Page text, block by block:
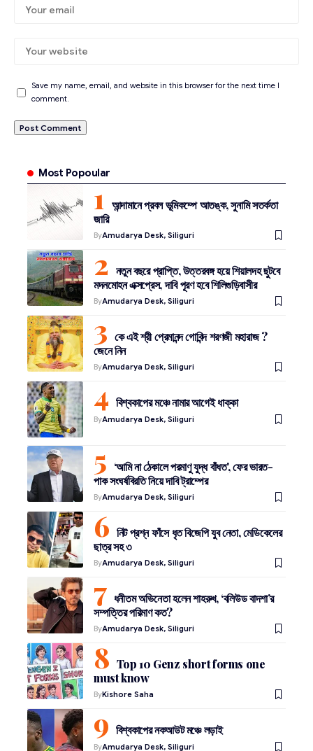
Save my name, email, and website in this browser for the next time I
comment.
Most Popoular
আন্দামানে প্রবল ভূমিকম্পে আতঙ্ক, সুনামি সতর্কতা
জারি
ByAmudarya Desk, Siliguri
নতুন বছরে প্রাপ্তি, উত্তরবঙ্গ হয়ে শিয়ালদহ ছুটবে
মদনমোহন এক্সপ্রেস, দাবি পূরণ হবে শিলিগুড়িবাসীর
ByAmudarya Desk, Siliguri
কে এই শ্রী প্রেমানন্দ গোবিন্দ শরণজী মহারাজ ?
জেনে নিন
ByAmudarya Desk, Siliguri
বিশ্বকাপের মঞ্চে নামার আগেই ধাক্কা
ByAmudarya Desk, Siliguri
‘আমি না ঠেকালে পরমাণু যুদ্ধ বাঁধত’, ফের ভারত-
পাক সংঘর্ষবিরতি নিয়ে দাবি ট্রাম্পের
ByAmudarya Desk, Siliguri
নিট প্রশ্ন ফাঁসে ধৃত বিজেপি যুব নেতা, মেডিকেলের
ছাত্র সহ ৩
ByAmudarya Desk, Siliguri
ধনীতম অভিনেতা হলেন শাহরুখ, ‘বলিউড বাদশা’র
সম্পত্তির পরিমাণ কত?
ByAmudarya Desk, Siliguri
Top 10 Genz short forms one
must know
ByKishore Saha
বিশ্বকাপের নকআউট মঞ্চে লড়াই
ByAmudarya Desk, Siliguri